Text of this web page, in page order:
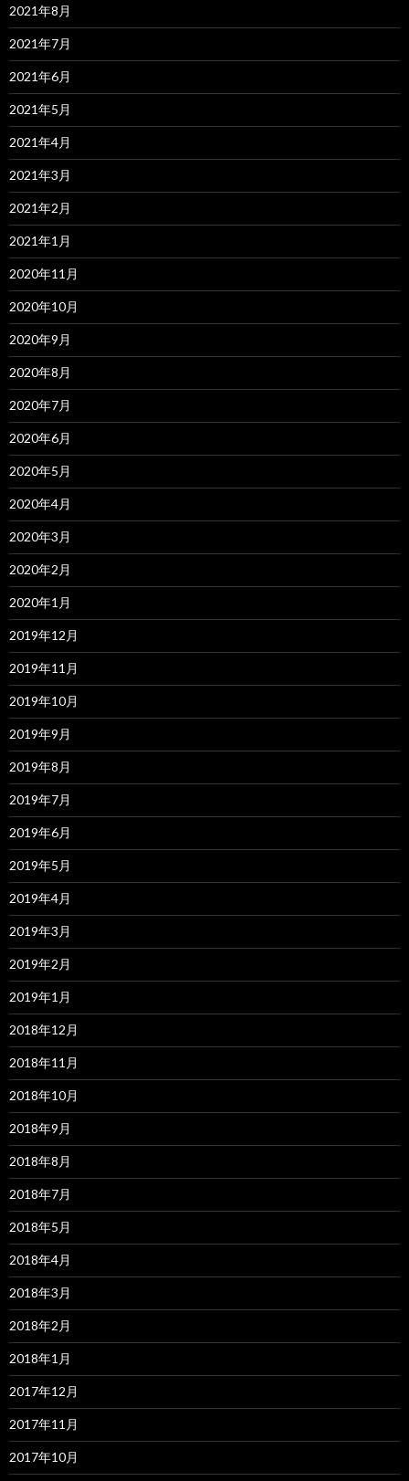
2021年8月
2021年7月
2021年6月
2021年5月
2021年4月
2021年3月
2021年2月
2021年1月
2020年11月
2020年10月
2020年9月
2020年8月
2020年7月
2020年6月
2020年5月
2020年4月
2020年3月
2020年2月
2020年1月
2019年12月
2019年11月
2019年10月
2019年9月
2019年8月
2019年7月
2019年6月
2019年5月
2019年4月
2019年3月
2019年2月
2019年1月
2018年12月
2018年11月
2018年10月
2018年9月
2018年8月
2018年7月
2018年5月
2018年4月
2018年3月
2018年2月
2018年1月
2017年12月
2017年11月
2017年10月